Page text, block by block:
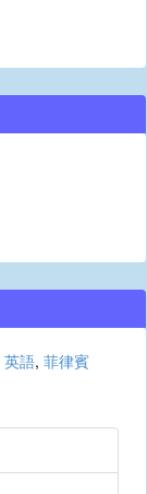
英語, 菲律賓